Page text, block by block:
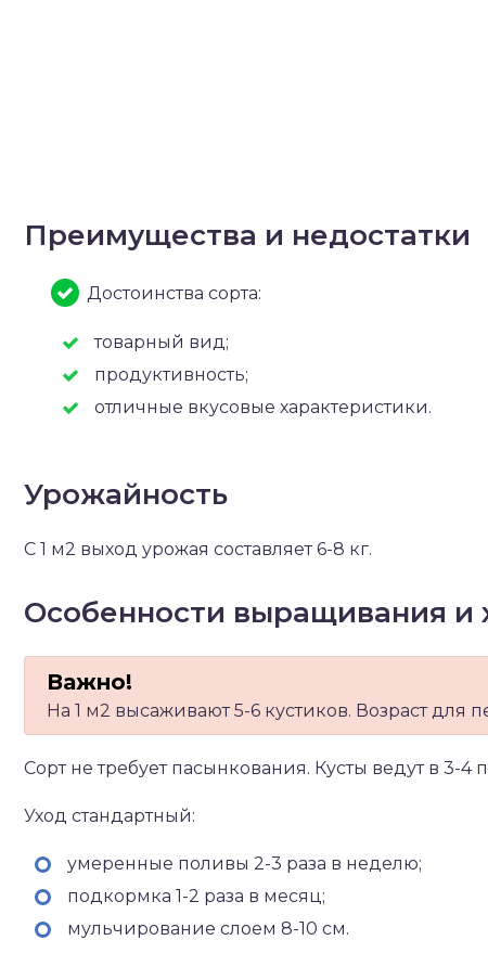
Преимущества и недостатки
Достоинства сорта:
товарный вид;
продуктивность;
отличные вкусовые характеристики.
Урожайность
С 1 м2 выход урожая составляет 6-8 кг.
Особенности выращивания и
На 1 м2 высаживают 5-6 кустиков. Возраст для
Сорт не требует пасынкования. Кусты ведут в 3-4
Уход стандартный:
умеренные поливы 2-3 раза в неделю;
подкормка 1-2 раза в месяц;
мульчирование слоем 8-10 см.